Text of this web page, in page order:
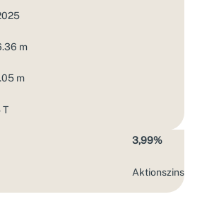
m
m
T
3,99%
Aktions­zins